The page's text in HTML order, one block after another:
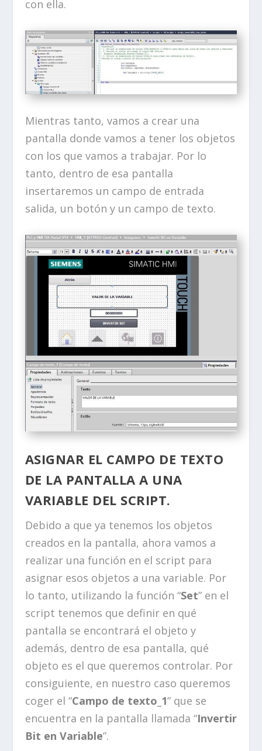
con ella.
Mientras tanto, vamos a crear una
pantalla donde vamos a tener los objetos
con los que vamos a trabajar. Por lo
tanto, dentro de esa pantalla
insertaremos un campo de entrada
salida, un botón y un campo de texto.
ASIGNAR EL CAMPO DE TEXTO
DE LA PANTALLA A UNA
VARIABLE DEL SCRIPT.
Debido a que ya tenemos los objetos
creados en la pantalla, ahora vamos a
realizar una función en el script para
asignar esos objetos a una variable. Por
lo tanto, utilizando la función “Set” en el
script tenemos que definir en qué
pantalla se encontrará el objeto y
además, dentro de esa pantalla, qué
objeto es el que queremos controlar. Por
consiguiente, en nuestro caso queremos
coger el “Campo de texto_1” que se
encuentra en la pantalla llamada “Invertir
Bit en Variable”.